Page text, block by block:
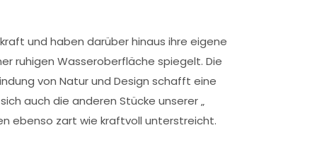
und haben darüber hinaus ihre eigene
ruhigen Wasseroberfläche spiegelt. Die
von Natur und Design schafft eine
auch die anderen Stücke unserer „
ebenso zart wie kraftvoll unterstreicht.